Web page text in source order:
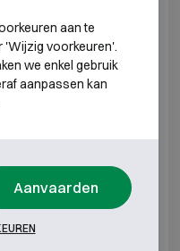
D230 H395 B455 D180
D280 H400 B460 D230
H460 B400 D310
aan te
'Wijzig voorkeuren'.
we enkel gebruik
aanpassen kan
Aanvaarden